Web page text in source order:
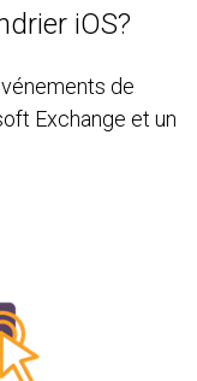
iOS?
de
Exchange et un